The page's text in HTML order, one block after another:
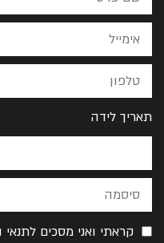
תאריך לידה
קראתי ואני מסכים